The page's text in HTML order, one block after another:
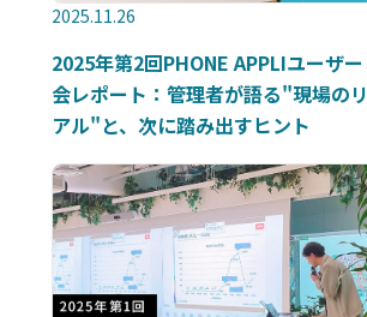
2025.11.26
2025年第2回PHONE APPLIユーザー
会レポート：管理者が語る"現場のリ
アル"と、次に踏み出すヒント